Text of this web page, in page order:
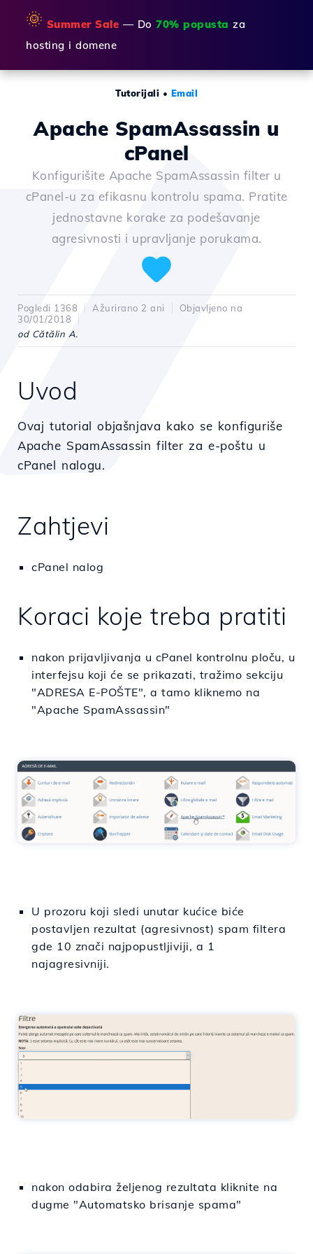
🌞 Summer Sale — Do 70% popusta za
hosting i domene
Tutorijali • Email
Apache SpamAssassin u
cPanel
Konfigurišite Apache SpamAssassin filter u
cPanel-u za efikasnu kontrolu spama. Pratite
jednostavne korake za podešavanje
agresivnosti i upravljanje porukama.
Pogledi 1368 Ažurirano 2 ani
Objavljeno na
30/01/2018
od Cătălin A.
Uvod
Ovaj tutorial objašnjava kako se konfiguriše
Apache SpamAssassin filter za e-poštu u
cPanel nalogu.
Zahtjevi
cPanel nalog
Koraci koje treba pratiti
nakon prijavljivanja u cPanel kontrolnu ploču, u
interfejsu koji će se prikazati, tražimo sekciju
"ADRESA E-POŠTE", a tamo kliknemo na
"Apache SpamAssassin"
U prozoru koji sledi unutar kućice biće
postavljen rezultat (agresivnost) spam filtera
gde 10 znači najpopustljiviji, a 1
najagresivniji.
nakon odabira željenog rezultata kliknite na
dugme "Automatsko brisanje spama"